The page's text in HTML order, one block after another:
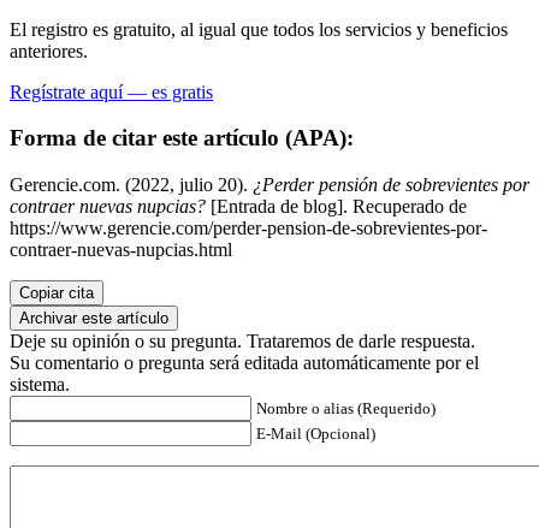
El registro es gratuito, al igual que todos los servicios y beneficios
anteriores.
Regístrate aquí — es gratis
Forma de citar este artículo (APA):
Gerencie.com. (2022, julio 20). ¿Perder pensión de sobrevientes por
contraer nuevas nupcias? [Entrada de blog]. Recuperado de
https://www.gerencie.com/perder-pension-de-sobrevientes-por-
contraer-nuevas-nupcias.html
Copiar cita
Archivar este artículo
Deje su opinión o su pregunta. Trataremos de darle respuesta.
Su comentario o pregunta será editada automáticamente por el
sistema.
Nombre o alias (Requerido)
E-Mail (Opcional)